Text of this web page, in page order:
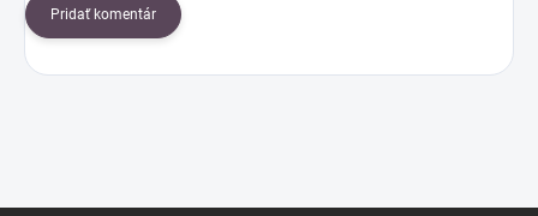
Pridať komentár